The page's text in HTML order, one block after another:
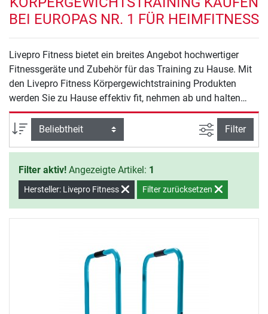
BEI EUROPAS NR. 1 FÜR HEIMFITNESS
Livepro Fitness bietet ein breites Angebot hochwertiger
Fitnessgeräte und Zubehör für das Training zu Hause. Mit
den Livepro Fitness Körpergewichtstraining Produkten
werden Sie zu Hause effektiv fit, nehmen ab und halten
sich gesund.
Sortierung
Ansicht
Filter
Filter aktiv! Angezeigte Artikel: 1
Hersteller: Livepro Fitness Filter zurücksetzen